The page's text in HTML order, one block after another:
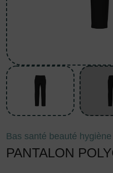
Bas santé beauté hygiène
PANTALON